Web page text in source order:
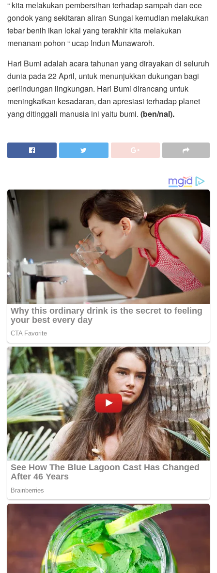
“ kita melakukan pembersihan terhadap sampah dan ece
gondok yang sekitaran aliran Sungai kemudian melakukan
tebar benih ikan lokal yang terakhir kita melakukan
menanam pohon “ ucap Indun Munawaroh.
Hari Bumi adalah acara tahunan yang dirayakan di seluruh
dunia pada 22 April, untuk menunjukkan dukungan bagi
perlindungan lingkungan. Hari Bumi dirancang untuk
meningkatkan kesadaran, dan apresiasi terhadap planet
yang ditinggali manusia ini yaitu bumi. (ben/nal).